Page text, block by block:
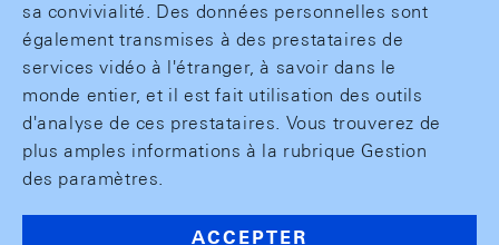
sa convivialité. Des données personnelles sont
également transmises à des prestataires de
services vidéo à l'étranger, à savoir dans le
monde entier, et il est fait utilisation des outils
d'analyse de ces prestataires. Vous trouverez de
plus amples informations à la rubrique Gestion
des paramètres.
ACCEPTER